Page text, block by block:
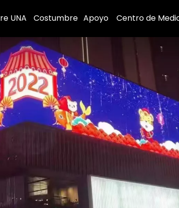
UNA Costumbre Apoyo Centro de